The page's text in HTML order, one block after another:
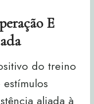
E
do treino
aliada à